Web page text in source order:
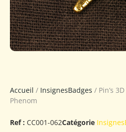
Accueil / InsignesBadges / Pin’s
Phenom
Ref : CC001-062Catégorie